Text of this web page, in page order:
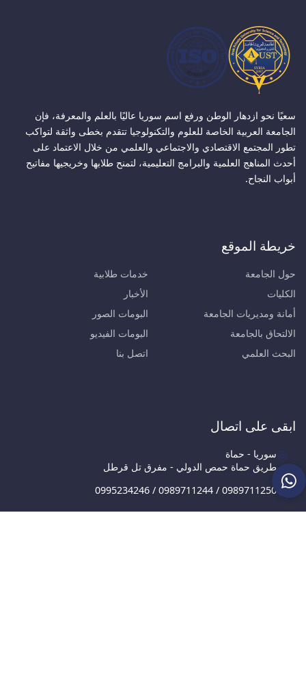
سعيًا نحو ازدهار الوطن ورفع اسم سوريا عاليًا بالعلم والمعرفة، فإن
الجامعة العربية الخاصة للعلوم والتكنولوجيا تتقدم بخطى واثقة لتواكب
تطور المجتمع الاقتصادي والاجتماعي والعلمي من خلال الاعتماد على
أحدث المناهج العلمية والبرامج التعليمية، لتمنح طلابها وخريجيها مفاتيح
أبواب النجاح.
خريطة الموقع
حول الجامعة
الكليات
أمانة ومديريات الجامعة
الالتحاق بالجامعة
البحث العلمي
خدمات طلابية
الأخبار
البومات الصور
البومات الفيديو
اتصل بنا
ابقى على اتصال
سوريا - حماة
طريق حماة حمص الدولي - مفرق تل قرطل
0995234246 / 0989711244 / 0989711250